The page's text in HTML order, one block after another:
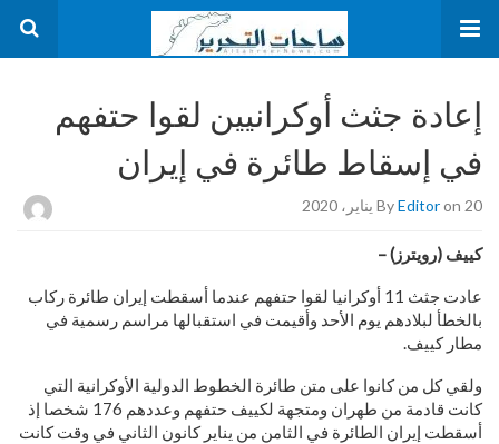
إعادة جثث أوكرانيين لقوا حتفهم
في إسقاط طائرة في إيران
ByEditoron 20 يناير، 2020
كييف (رويترز) –
عادت جثث 11 أوكرانيا لقوا حتفهم عندما أسقطت إيران طائرة ركاب
بالخطأ لبلادهم يوم الأحد وأقيمت في استقبالها مراسم رسمية في
مطار كييف.
ولقي كل من كانوا على متن طائرة الخطوط الدولية الأوكرانية التي
كانت قادمة من طهران ومتجهة لكييف حتفهم وعددهم 176 شخصا إذ
أسقطت إيران الطائرة في الثامن من يناير كانون الثاني في وقت كانت